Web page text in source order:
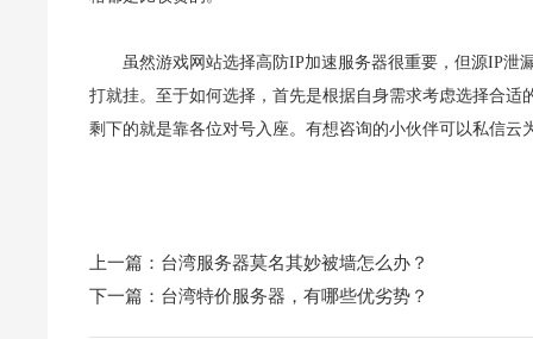
虽然游戏网站选择高防IP加速服务器很重要，但源IP泄
打就挂。至于如何选择，首先是根据自身需求考虑选择合
剩下的就是靠各位对号入座。有想咨询的小伙伴可以私信云
上一篇： 台湾服务器莫名其妙被墙怎么办？
下一篇： 台湾特价服务器，有哪些优劣势？